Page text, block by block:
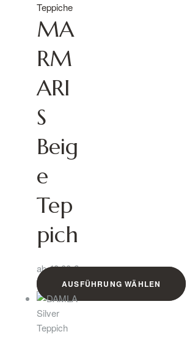
Teppiche
MA
RM
ARI
S
Beig
e
Tep
pich
ab40,00€
AUSFÜHRUNG WÄHLEN